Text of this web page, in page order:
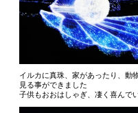
イルカに真珠、家があったり、動
見る事ができました
子供もおおはしゃぎ、凄く喜んで